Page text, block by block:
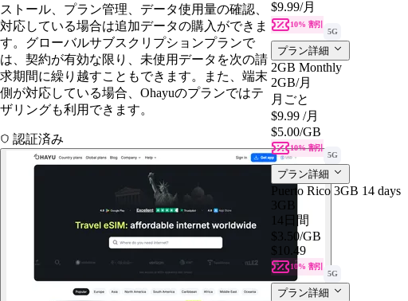
ストール、プラン管理、データ使用量の確認、
対応している場合は追加データの購入ができま
す。グローバルサブスクリプションプランで
は、契約が有効な限り、未使用データを次の請
求期間に繰り越すこともできます。また、端末
側が対応している場合、Ohayuのプランではテ
ザリングも利用できます。
認証済み
$9.99/月
10% 割引
5G
プラン詳細
2GB Monthly
2GB/月
月ごと
$9.99 /月
$5.00/GB
10% 割引
5G
プラン詳細
Puerto Rico 3GB 14 days
3GB
14日間
$3.50/GB
$10.49
10% 割引
5G
プラン詳細